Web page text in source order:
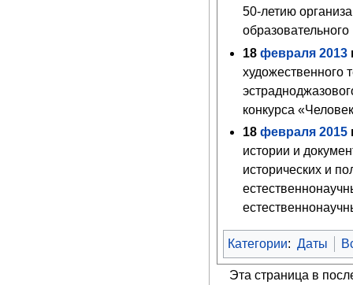
50-летию
18 февраля 2013
художественного
конкурса
18 февраля 2015
истории и
исторических и
Категории: Даты
Эта страница в